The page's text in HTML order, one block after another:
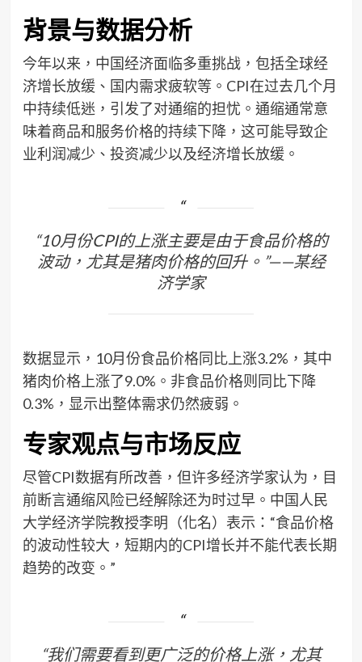
背景与数据分析
今年以来，中国经济面临多重挑战，包括全球经
济增长放缓、国内需求疲软等。CPI在过去几个月
中持续低迷，引发了对通缩的担忧。通缩通常意
味着商品和服务价格的持续下降，这可能导致企
业利润减少、投资减少以及经济增长放缓。
“10月份CPI的上涨主要是由于食品价格的
波动，尤其是猪肉价格的回升。”——某经
济学家
数据显示，10月份食品价格同比上涨3.2%，其中
猪肉价格上涨了9.0%。非食品价格则同比下降
0.3%，显示出整体需求仍然疲弱。
专家观点与市场反应
尽管CPI数据有所改善，但许多经济学家认为，目
前断言通缩风险已经解除还为时过早。中国人民
大学经济学院教授李明（化名）表示：“食品价格
的波动性较大，短期内的CPI增长并不能代表长期
趋势的改变。”
“我们需要看到更广泛的价格上涨，尤其